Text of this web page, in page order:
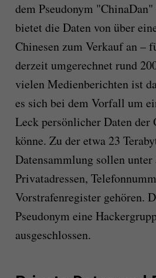
dem Pseudonym
bietet die Daten von über
Chinesen zum Verkauf an –
derzeit umgerechnet rund
vielen Medienberichten ist
es sich bei dem Vorfall um
Leck persönlicher Daten der
könne. Zu der etwa 23
Datensammlung sollen unter
Privatadressen,
Vorstrafenregister gehören.
Pseudonym eine
ausgeschlossen.